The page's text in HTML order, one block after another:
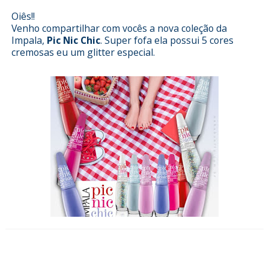
Oiês!!
Venho compartilhar com vocês a nova coleção da
Impala, Pic Nic Chic. Super fofa ela possui 5 cores
cremosas eu um glitter especial.